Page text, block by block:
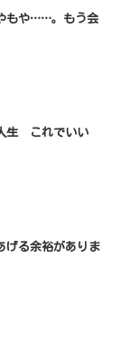
もや……。もう会
生 これでいい
げる余裕がありま